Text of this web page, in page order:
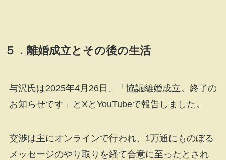
５．離婚成立とその後の生活
与沢氏は2025年4月26日、「協議離婚成立。終了の
お知らせです」とXとYouTubeで報告しました。
交渉は主にオンラインで行われ、1万通にものぼる
メッセージのやり取りを経て合意に至ったとされ